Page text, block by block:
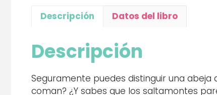
Descripción Datos del libro
Descripción
Seguramente puedes distinguir una
coman? ¿Y sabes que los saltamontes